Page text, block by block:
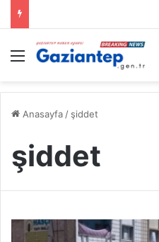
Menü
Anasayfa / şiddet
şiddet